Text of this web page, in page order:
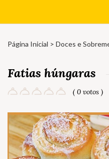
Página Inicial > Doces e
Fatias húngaras
( 0 votos )